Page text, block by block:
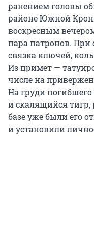
ранением головы
районе Южной
воскресным
пара патронов.
связка ключей,
Из примет —
числе на
На груди
и скалящийся
базе уже были его
и установили